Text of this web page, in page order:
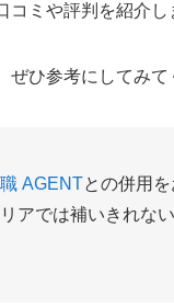
ミや評判を紹介し
ひ参考にしてみて
AGENTとの併用
アでは補いきれな